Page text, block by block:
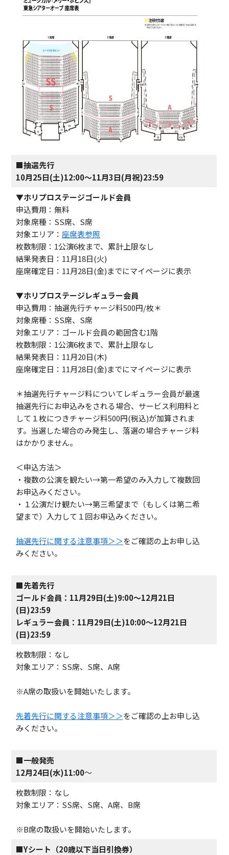
■抽選先行
10月25日(土)12:00～11月3日(月祝)23:59
▼ホリプロステージゴールド会員
申込費用：無料
対象席種：SS席、S席
対象エリア： 座席表参照
枚数制限：1公演6枚まで、累計上限なし
結果発表日：11月18日(火)
座席確定日：11月28日(金)までにマイページに表示
▼ホリプロステージレギュラー会員
申込費用：抽選先行チャージ料500円/枚＊
対象席種：SS席、S席
対象エリア：ゴールド会員の範囲含む1階
枚数制限：1公演6枚まで、累計上限なし
結果発表日：11月20日(木)
座席確定日：11月28日(金)までにマイページに表示
＊抽選先行チャージ料についてレギュラー会員が最速
抽選先行にお申込みをされる場合、サービス利用料と
して１枚につきチャージ料500円(税込)が加算されま
す。当選した場合のみ発生し、落選の場合チャージ料
はかかりません。
＜申込方法＞
・複数の公演を観たい→第一希望のみ入力して複数回
お申込みください。
・１公演だけ観たい→第三希望まで（もしくは第二希
望まで）入力して１回お申込みください。
抽選先行に関する注意事項＞＞をご確認の上お申し込
みください。
■先着先行
ゴールド会員：11月29日(土)9:00～12月21日
(日)23:59
レギュラー会員：11月29日(土)10:00～12月21日
(日)23:59
枚数制限：なし
対象エリア：SS席、S席、A席
※A席の取扱いを開始いたします。
先着先行に関する注意事項＞＞をご確認の上お申し込
みください。
■一般発売
12月24日(水)11:00～
枚数制限：なし
対象エリア：SS席、S席、A席、B席
※B席の取扱いを開始いたします。
■Yシート（20歳以下当日引換券）